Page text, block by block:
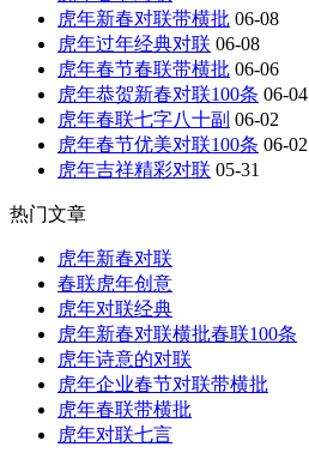
虎年新春对联带横批 06-08
虎年过年经典对联 06-08
虎年春节春联带横批 06-06
虎年恭贺新春对联100条 06-04
虎年春联七字八十副 06-02
虎年春节优美对联100条 06-02
虎年吉祥精彩对联 05-31
热门文章
虎年新春对联
春联虎年创意
虎年对联经典
虎年新春对联横批春联100条
虎年诗意的对联
虎年企业春节对联带横批
虎年春联带横批
虎年对联七言